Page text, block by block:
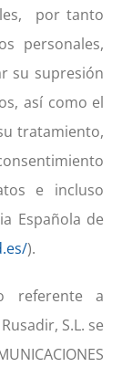
por tanto
personales,
su supresión
así como el
tratamiento,
e incluso
Española de
).
referente a
S.L. se